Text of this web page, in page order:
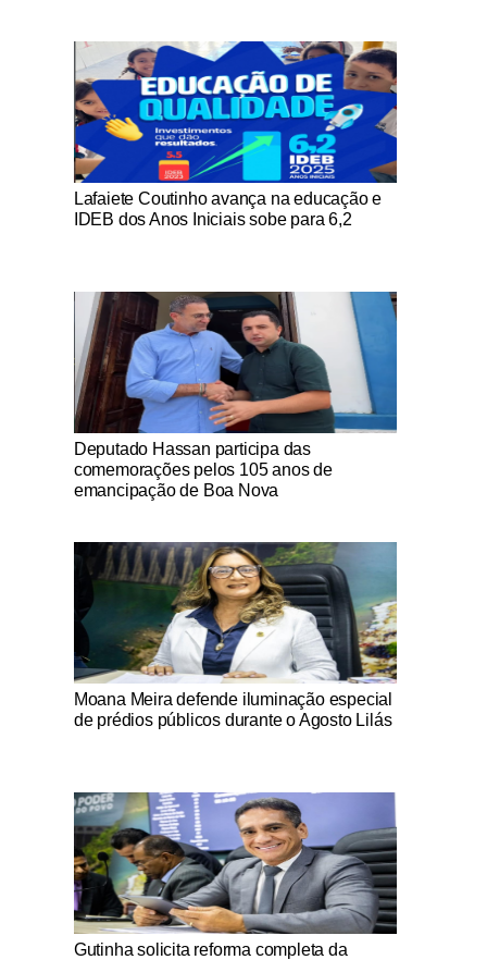
Notícias Católicas
Lafaiete Coutinho avança na educação e
IDEB dos Anos Iniciais sobe para 6,2
Notícias Católicas
Deputado Hassan participa das
comemorações pelos 105 anos de
emancipação de Boa Nova
Notícias Católicas
Moana Meira defende iluminação especial
de prédios públicos durante o Agosto Lilás
Notícias Católicas
Gutinha solicita reforma completa da